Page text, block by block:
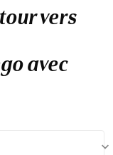
vers
avec
keyboard_arrow_down